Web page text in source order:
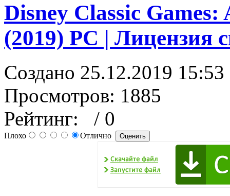
Disney Classic
(2019) PC | Лицензия
Создано 25.12.2019 15:53
Просмотров: 1885
Рейтинг:
/ 0
Плохо Отлично